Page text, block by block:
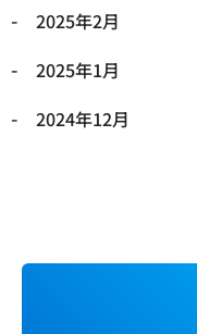
2025年2月
2025年1月
2024年12月